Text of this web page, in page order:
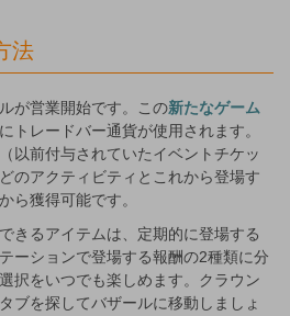
法
が営業開始です。この新たなゲーム
トレードバー通貨が使用されます。
以前付与されていたイベントチケッ
のアクティビティとこれから登場す
ら獲得可能です。
きるアイテムは、定期的に登場する
ーションで登場する報酬の2種類に分
択をいつでも楽しめます。クラウン
ブを探してバザールに移動しましょ